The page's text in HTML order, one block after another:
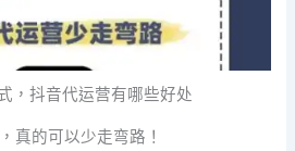
，抖音代运营有哪些好处
真的可以少走弯路！